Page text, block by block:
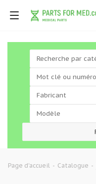
Page d'accueil - Catalogue -